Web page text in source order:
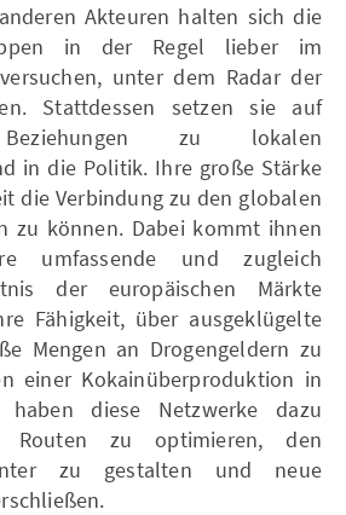
Akteuren halten sich die
in der Regel lieber im
unter dem Radar der
Stattdessen setzen sie auf
Beziehungen zu lokalen
in die Politik. Ihre große Stärke
die Verbindung zu den globalen
zu können. Dabei kommt ihnen
umfassende und zugleich
der europäischen Märkte
Fähigkeit, über ausgeklügelte
Mengen an Drogengeldern zu
einer Kokainüberproduktion in
haben diese Netzwerke dazu
Routen zu optimieren, den
zu gestalten und neue